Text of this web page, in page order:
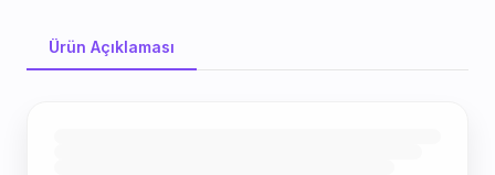
Ürün Açıklaması